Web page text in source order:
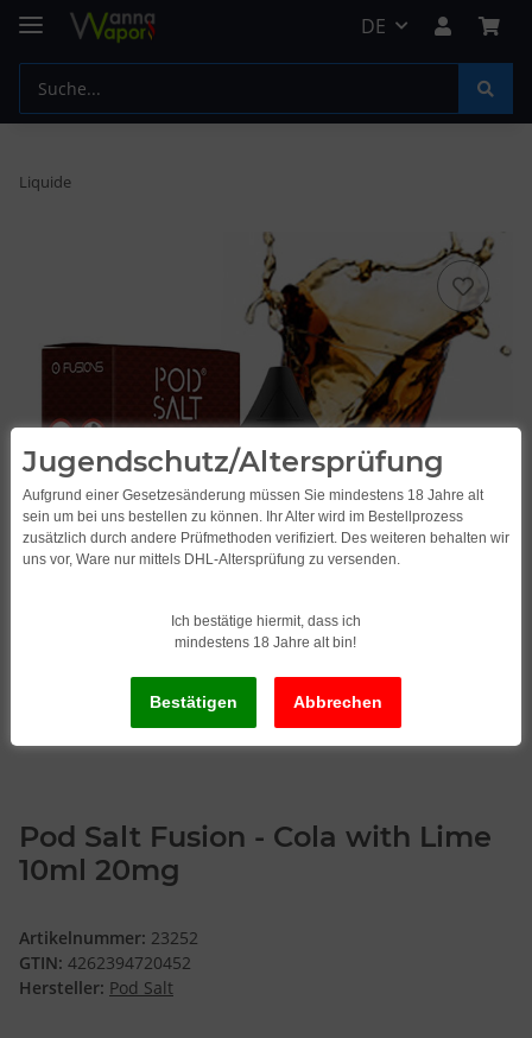
DE
Liquide
Pod Salt Fusion - Cola with Lime
10ml 20mg
Artikelnummer: 23252
GTIN: 4262394720452
Hersteller: Pod Salt
Jugendschutz/Altersprüfung
Aufgrund einer Gesetzesänderung müssen Sie mindestens 18 Jahre alt
sein um bei uns bestellen zu können. Ihr Alter wird im Bestellprozess
zusätzlich durch andere Prüfmethoden verifiziert. Des weiteren behalten wir
uns vor, Ware nur mittels DHL-Altersprüfung zu versenden.
Ich bestätige hiermit, dass ich
mindestens 18 Jahre alt bin!